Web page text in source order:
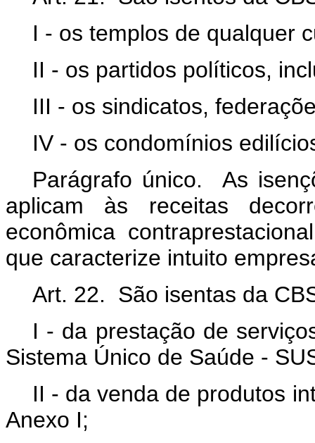
I - os templos de qualquer
II - os partidos políticos,
III - os sindicatos,
IV - os condomínios
Parágrafo único. As
aplicam às receitas
econômica
que caracterize intuito
Art. 22. São isentas da
I - da prestação de
Sistema Único de Saúde -
II - da venda de produtos
Anexo I;